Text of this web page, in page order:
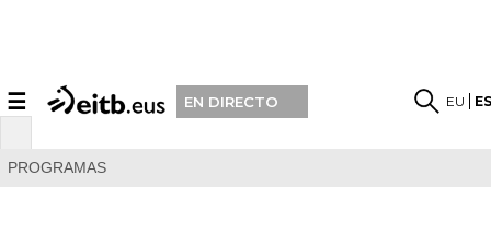
☰ EN DIRECTO EU
PROGRAMAS